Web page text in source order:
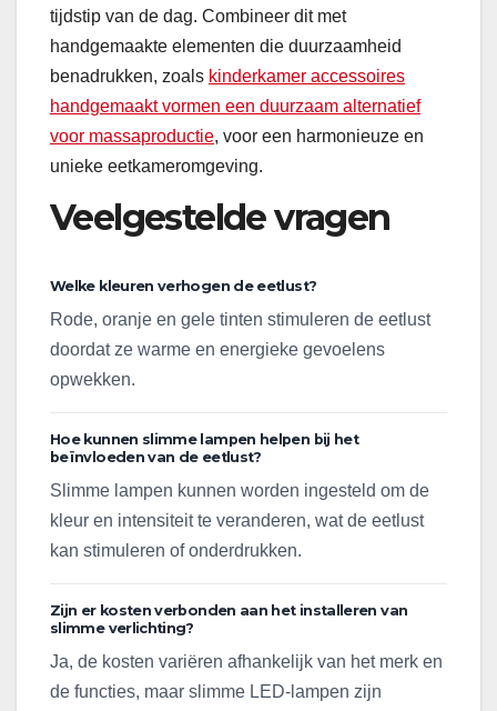
tijdstip van de dag. Combineer dit met
handgemaakte elementen die duurzaamheid
benadrukken, zoals kinderkamer accessoires
handgemaakt vormen een duurzaam alternatief
voor massaproductie, voor een harmonieuze en
unieke eetkameromgeving.
Veelgestelde vragen
Welke kleuren verhogen de eetlust?
Rode, oranje en gele tinten stimuleren de eetlust
doordat ze warme en energieke gevoelens
opwekken.
Hoe kunnen slimme lampen helpen bij het
beïnvloeden van de eetlust?
Slimme lampen kunnen worden ingesteld om de
kleur en intensiteit te veranderen, wat de eetlust
kan stimuleren of onderdrukken.
Zijn er kosten verbonden aan het installeren van
slimme verlichting?
Ja, de kosten variëren afhankelijk van het merk en
de functies, maar slimme LED-lampen zijn